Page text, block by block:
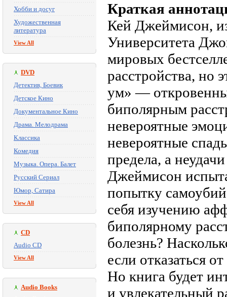
Хобби и досуг
Художественная
литература
View All
DVD
Детектив, Боевик
Детское Кино
Документальное Кино
Драма. Мелодрама
Классика
Комедия
Музыка. Опера. Балет
Русский Сериал
Юмор, Сатира
View All
CD
Audio CD
View All
Audio Books
Краткая
Кей Джеймисон,
Университета
мировых
расстройства, но
ум» —
биполярным
невероятные
невероятные
предела, а
Джеймисон
попытку
себя изучению
биполярному
болезнь?
если отказаться
Но книга будет
и увлекательный